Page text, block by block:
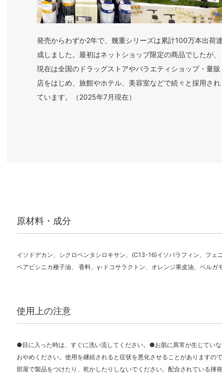
発売からわずか2年で、幾重シリーズは累計100万本出荷達
成しました。最初はネットショップ限定の商品でしたが、
現在は全国のドラッグストアやバラエティショップ・量販
店をはじめ、旅館やホテル、美容室などで続々と採用され
ています。（2025年7月現在）
原材料・成分
イソドデカン、シクロペンタシロキサン、(C13-16)イソパラフィン、フ
ベアビシニカ種子油、 香料、γ-ドコサラクトン、オレンジ果皮油、ベル
使用上の注意
●目に入った時は、すぐに洗い流してください。●お肌に異常が生じてい
おやめください。使用を継続されると症状を悪化させることがあります
部屋で製品をつけたり、乾かしたりしないでください。配合されている